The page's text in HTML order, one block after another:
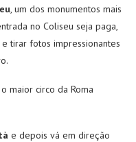
, um dos monumentos mais
no Coliseu seja paga,
tirar fotos impressionantes
o maior circo da Roma
e depois vá em direção